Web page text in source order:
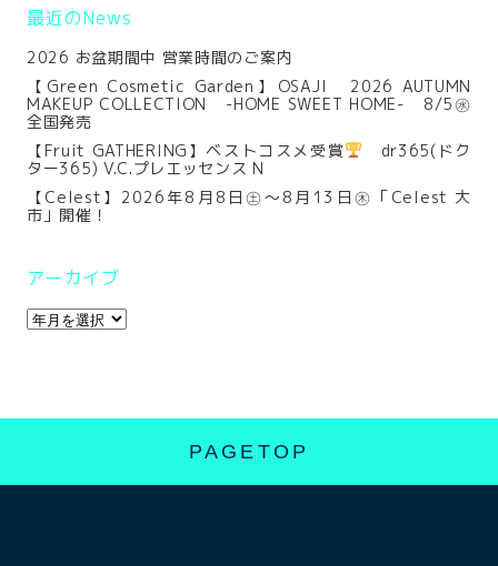
最近のNews
2026 お盆期間中 営業時間のご案内
【Green Cosmetic Garden】OSAJI 2026 AUTUMN
MAKEUP COLLECTION -HOME SWEET HOME- 8/5㊌
全国発売
【Fruit GATHERING】ベストコスメ受賞
dr365(ドク
ター365) V.C.プレエッセンス N
【Celest】2026年8月8日㊏～8月13日㊍「Celest 大
市」開催！
アーカイブ
PAGETOP